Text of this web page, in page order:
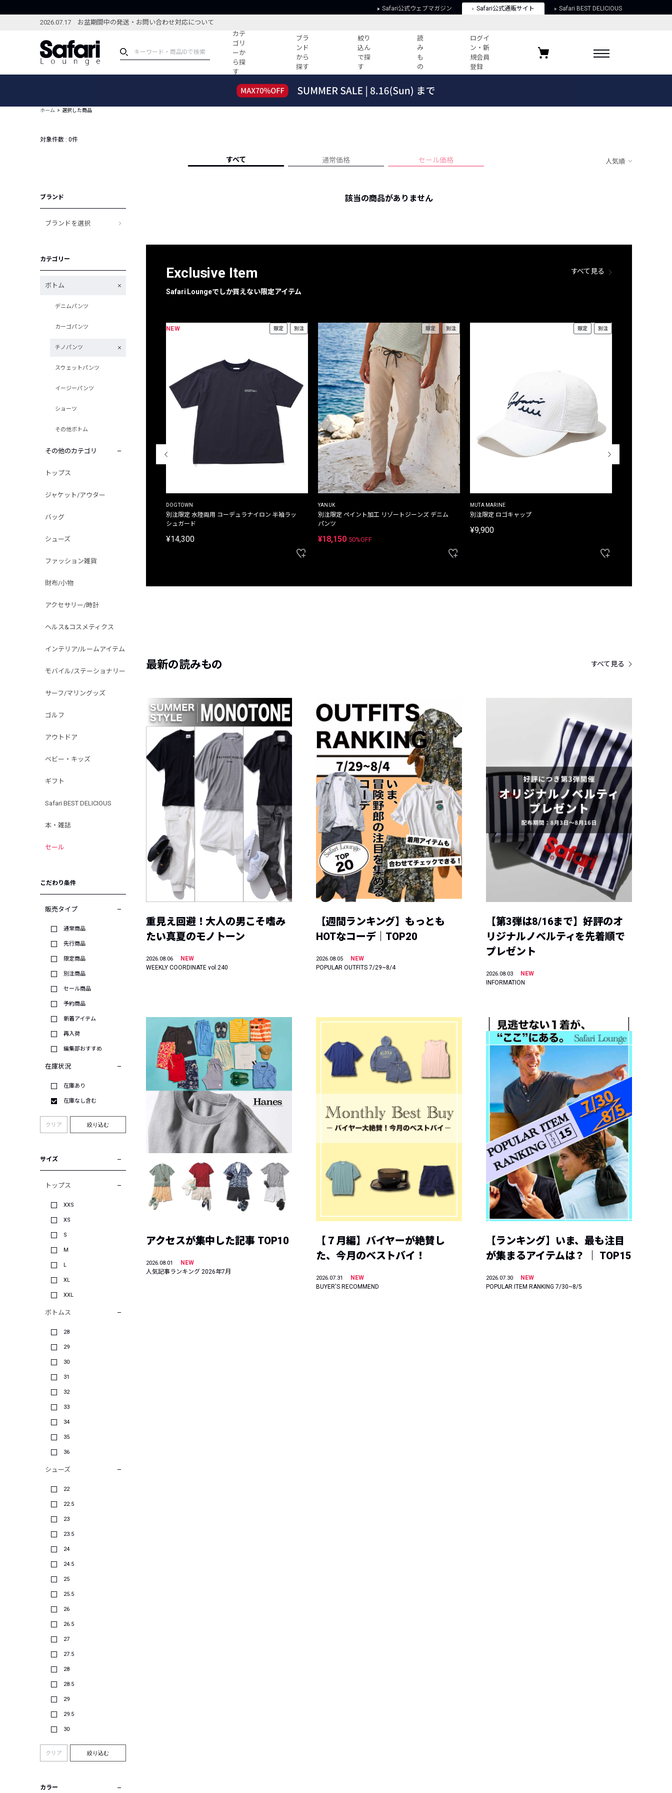
Safari公式ウェブマガジン Safari公式通販サイト Safari BEST DELICIOUS
2026.07.17 お盆期間中の発送・お問い合わせ対応について
カテ
ゴリ
ーか
ら探
す
ブラ
ンド
から
探す
絞り
込ん
で探
す
読
み
も
の
ログイ
ン・新
規会員
登録
ブランドから探す
新着アイテム
セール
編集部のおすすめコーディネート
すべての記事
新ブランドご紹介！
人気アイテム TOP 15
会社概要
特定商取引に関する法律
お気に入りブランド
ホーム 選択した商品
対象件数 : 0件
すべて 通常価格 セール価格 人気順
ブランド
ブランドを選択
カテゴリー
ボトム
デニムパンツ
カーゴパンツ
チノパンツ
スウェットパンツ
イージーパンツ
ショーツ
その他ボトム
その他のカテゴリ
トップス
ジャケット/アウター
バッグ
シューズ
ファッション雑貨
財布/小物
アクセサリー/時計
ヘルス&コスメティクス
インテリア/ルームアイテム
モバイル/ステーショナリー
サーフ/マリングッズ
ゴルフ
アウトドア
ベビー・キッズ
ギフト
Safari BEST DELICIOUS
本・雑誌
セール
こだわり条件
販売タイプ
通常商品
先行商品
限定商品
別注商品
セール商品
予約商品
新着アイテム
再入荷
編集部おすすめ
在庫状況
在庫あり
在庫なし含む
クリア 絞り込む
サイズ
トップス
XXS
XS
S
M
L
XL
XXL
ボトムス
28
29
30
31
32
33
34
35
36
シューズ
22
22.5
23
23.5
24
24.5
25
25.5
26
26.5
27
27.5
28
28.5
29
29.5
30
クリア 絞り込む
カラー
該当の商品がありません
Exclusive Item
Safari Loungeでしか買えない限定アイテム
すべて見る
別注限定 ピグメントダイ バックプリント サーフ
NEW 限定 別注
DOGTOWN
別注限定 水陸両用 コーデュラナイロン 半袖ラッ
シュガード
¥14,300
限定 別注
YANUK
別注限定 ペイント加工 リゾートジーンズ デニム
パンツ
¥18,150 50%OFF
限定 別注
MUTA MARINE
別注限定 ロゴキャップ
¥9,900
最新の読みもの すべて見る
重見え回避！大人の男こそ嗜み
たい真夏のモノトーン
2026.08.06
NEW
WEEKLY COORDINATE vol.240
【週間ランキング】もっとも
HOTなコーデ｜TOP20
2026.08.05
NEW
POPULAR OUTFITS 7/29~8/4
【第3弾は8/16まで】好評のオ
リジナルノベルティを先着順で
プレゼント
2026.08.03
NEW
INFORMATION
アクセスが集中した記事 TOP10
2026.08.01
NEW
人気記事ランキング 2026年7月
【７月編】バイヤーが絶賛し
た、今月のベストバイ！
2026.07.31
NEW
BUYER'S RECOMMEND
【ランキング】いま、最も注目
が集まるアイテムは？ ｜ TOP15
2026.07.30
NEW
POPULAR ITEM RANKING 7/30~8/5